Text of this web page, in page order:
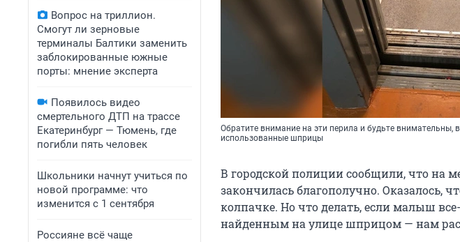
Вопрос на триллион.
Смогут ли зерновые
терминалы Балтики заменить
заблокированные южные
порты: мнение эксперта
Появилось видео
смертельного ДТП на трассе
Екатеринбург — Тюмень, где
погибли пять человек
Школьники начнут учиться по
новой программе: что
изменится с 1 сентября
Россияне всё чаще
Обратите внимание на эти перила и будьте внимательны,
использованные шприцы
В городской полиции сообщили, что на
закончилась благополучно. Оказалось,
колпачке. Но что делать, если малыш
найденным на улице шприцом — нам